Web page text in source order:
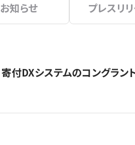
お知らせ プレスリ
寄付DXシステムのコングラン